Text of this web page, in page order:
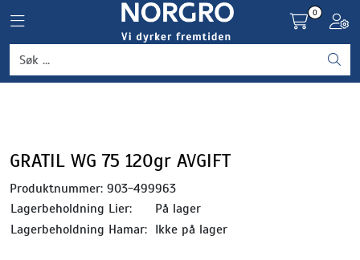
Toggle navigation
0
GRATIL WG 75 120gr AVGIFT
Produktnummer: 903-499963
Lagerbeholdning Lier:
På lager
Lagerbeholdning Hamar: Ikke på lager
Grønnsaker
Frukt og bær